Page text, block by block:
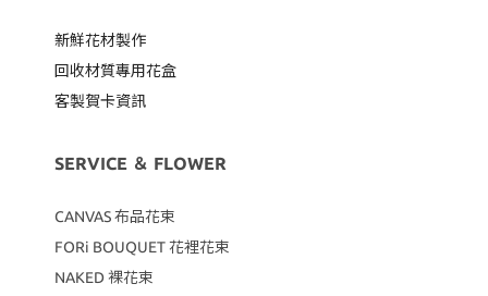
新鮮花材製作
回收材質專用花盒
客製賀卡資訊
SERVICE ＆ FLOWER
CANVAS布品花束
FORi BOUQUET 花裡花束
NAKED 裸花束